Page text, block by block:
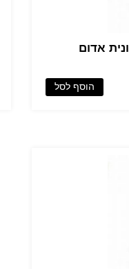
הוסף לסל